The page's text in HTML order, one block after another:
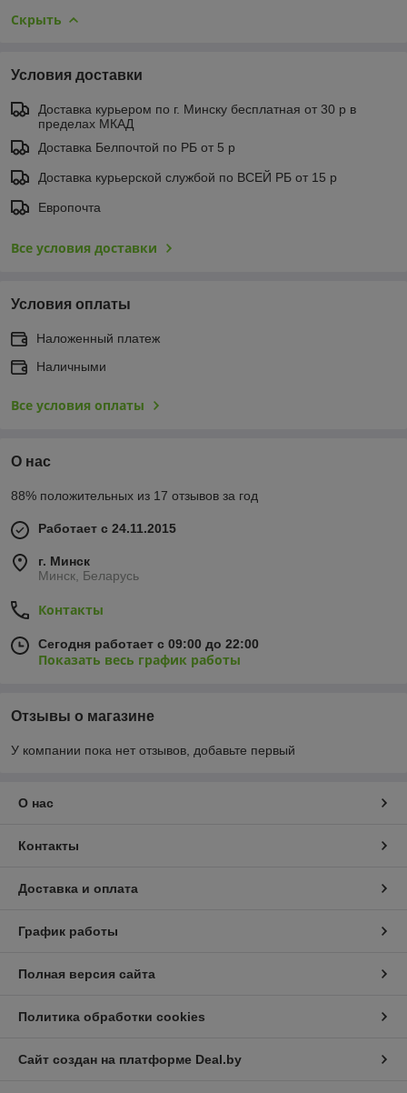
Скрыть
Условия доставки
Доставка курьером по г. Минску бесплатная от 30 р в
пределах МКАД
Доставка Белпочтой по РБ от 5 р
Доставка курьерской службой по ВСЕЙ РБ от 15 р
Европочта
Все условия доставки
Условия оплаты
Наложенный платеж
Наличными
Все условия оплаты
О нас
88% положительных из 17 отзывов за год
Работает с 24.11.2015
г. Минск
Минск, Беларусь
Контакты
Сегодня работает с 09:00 до 22:00
Показать весь график работы
Отзывы о магазине
У компании пока нет отзывов, добавьте первый
О нас
Контакты
Доставка и оплата
График работы
Полная версия сайта
Политика обработки cookies
Сайт создан на платформе Deal.by